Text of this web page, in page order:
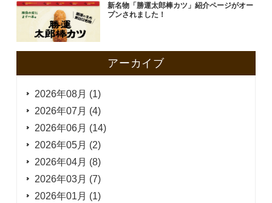
新名物「勝運太郎棒カツ」紹介ページがオー
プンされました！
アーカイブ
2026年08月 (1)
2026年07月 (4)
2026年06月 (14)
2026年05月 (2)
2026年04月 (8)
2026年03月 (7)
2026年01月 (1)